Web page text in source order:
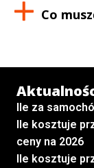
Co
Ile za
Ile kosztuje
ceny na 2026
Ile kosztuje